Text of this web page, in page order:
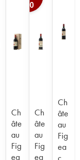
Ch
âte
au
Fig
ea
100
Ch
âte
au
Fig
ea
Ch
âte
au
Fig
ea
c